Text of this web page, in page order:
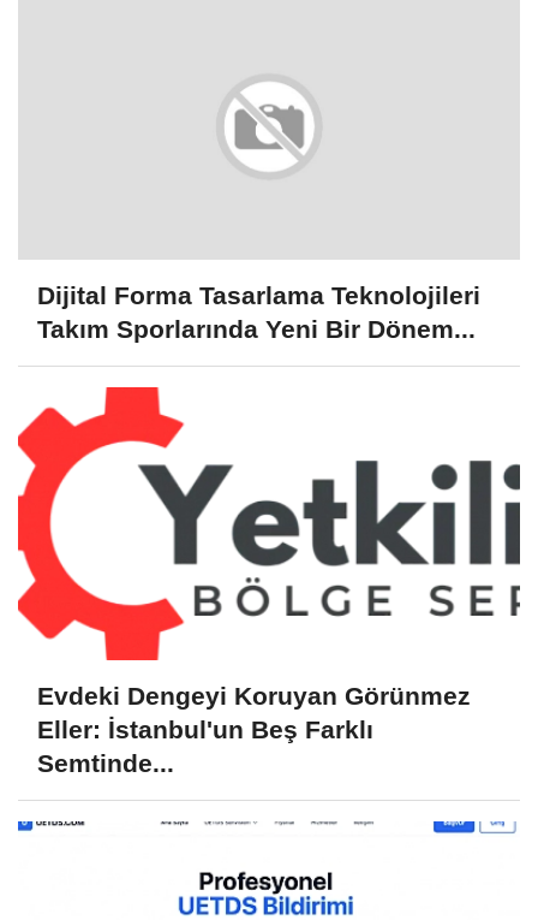
Dijital Forma Tasarlama Teknolojileri
Takım Sporlarında Yeni Bir Dönem...
Evdeki Dengeyi Koruyan Görünmez
Eller: İstanbul'un Beş Farklı
Semtinde...